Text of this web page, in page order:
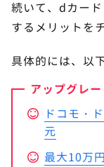
続いて、dカー
するメリットを
具体的には、以
アップグレ
ドコモ・
元
最大10万